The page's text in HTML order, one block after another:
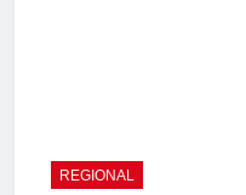
REGIONAL